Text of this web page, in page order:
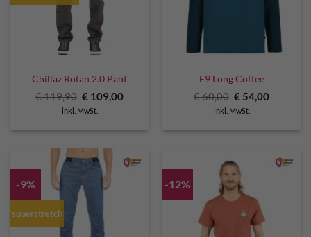
Chillaz Rofan 2.0 Pant
€119,90 Ursprünglicher
Preis
war:
€ 109,00Aktueller
inkl. MwSt.
E9 Long Coffee
€60,00 Ursprünglicher
Preis
war:
€ 54,00
inkl. MwSt.
-9%
superstretch
-12%